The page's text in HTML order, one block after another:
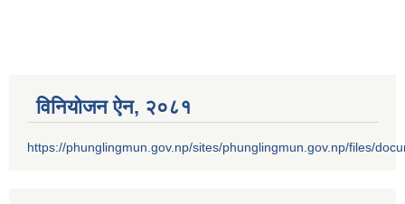
विनियोजन ऐन‚ २०८१
https://phunglingmun.gov.np/sites/phunglingmun.gov.np/files/